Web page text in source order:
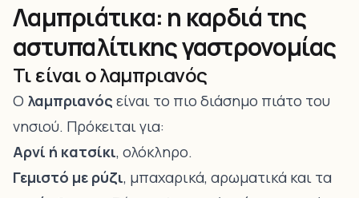
Λαμπριάτικα: η καρδιά της
αστυπαλίτικης γαστρονομίας
Τι είναι ο λαμπριανός
Ο λαμπριανός είναι το πιο διάσημο πιάτο του
νησιού. Πρόκειται για:
Αρνί ή κατσίκι, ολόκληρο.
Γεμιστό με ρύζι, μπαχαρικά, αρωματικά και τα